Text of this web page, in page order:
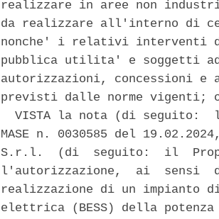
realizzare in aree non
da realizzare all'interno di
nonche' i relativi interventi
pubblica utilita' e soggetti
autorizzazioni, concessioni e
previsti dalle norme vigenti;
VISTA la nota (di seguito:
MASE n. 0030585 del
S.r.l.  (di  seguito:  il
l'autorizzazione,  ai  sensi
realizzazione di un impianto
elettrica (BESS) della potenza